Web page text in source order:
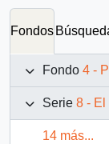
Fondos
Fondo 4 -
Serie 8 - El
14 más...